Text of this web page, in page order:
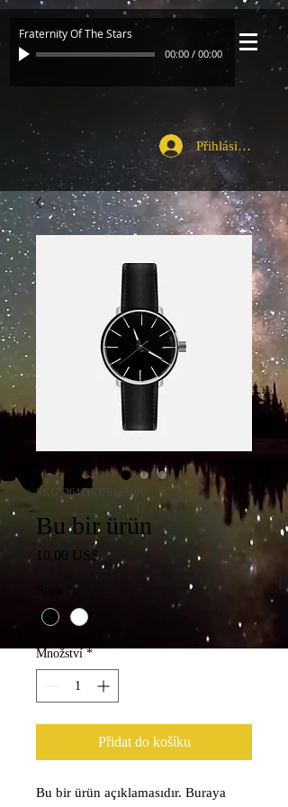
Fraternity Of The Stars
00:00 / 00:00
Přihlásit se
SKU: 364115376135191
Bu bir ürün
10,00 US$Cena
Množství *
Přidat do košíku
Bu bir ürün açıklamasıdır. Buraya